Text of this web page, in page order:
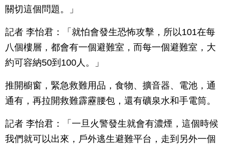
關切這個問題。」
記者 李怡君：「就怕會發生恐怖攻擊，所以101在每
八個樓層，都會有一個避難室，而每一個避難室，大
約可容納50到100人。」
推開櫥窗，緊急救難用品，食物、擴音器、電池，通
通有，再拉開救難霹靂腰包，還有礦泉水和手電筒。
記者 李怡君：「一旦火警發生就會有濃煙，這個時候
我們就可以出來，戶外逃生避難平台，走到另外一個